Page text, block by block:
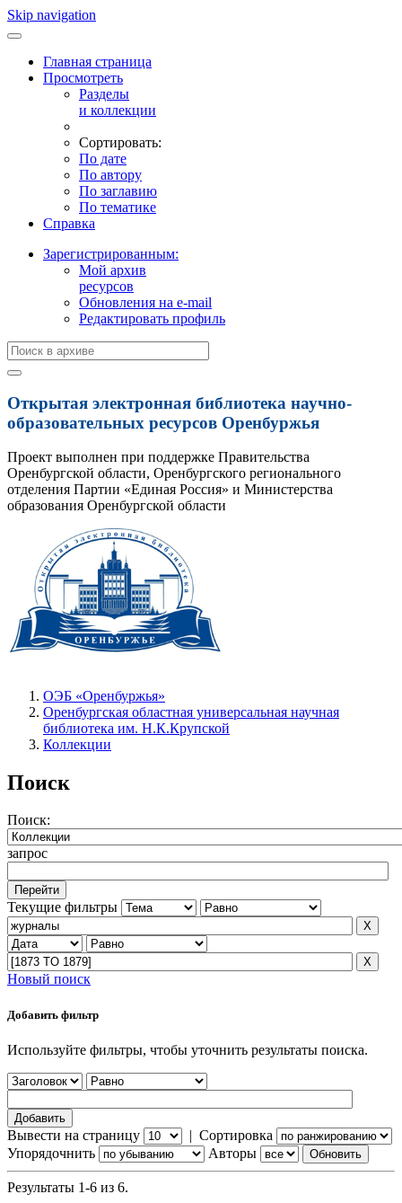
Skip navigation
Главная страница
Просмотреть
Разделы
и коллекции
Сортировать:
По дате
По автору
По заглавию
По тематике
Справка
Зарегистрированным:
Мой архив
ресурсов
Обновления на e-mail
Редактировать профиль
Открытая электронная библиотека научно-
образовательных ресурсов Оренбуржья
Проект выполнен при поддержке Правительства
Оренбургской области, Оренбургского регионального
отделения Партии «Единая Россия» и Министерства
образования Оренбургской области
ОЭБ «Оренбуржья»
Оренбургская областная универсальная научная
библиотека им. Н.К.Крупской
Коллекции
Поиск
Поиск:
запрос
Текущие фильтры
Новый поиск
Добавить фильтр
Используйте фильтры, чтобы уточнить результаты поиска.
Вывести на страницу | Сортировка
Упорядочнить
Авторы
Результаты 1-6 из 6.